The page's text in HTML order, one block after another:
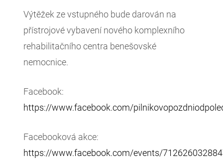
Výtěžek ze vstupného bude darován na
přístrojové vybavení nového komplexního
rehabilitačního centra benešovské
nemocnice.
Facebook:
https://www.facebook.com/
Facebooková akce:
https://www.facebook.com/events/